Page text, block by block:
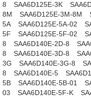
8
SAA6D125E-3K
8M
SAA6D125E-3M-8M
5A
SAA6D125E-5A-02
5F
SAA6D125E-5F-02
8
SAA6D140E-2D-8
8
SAA6D140E-3D-8
3G
SAA6D140E-3G-8
8
SAA6D140E-5
5B
SAA6D140E-5B-01
03
SAA6D140E-5F-K